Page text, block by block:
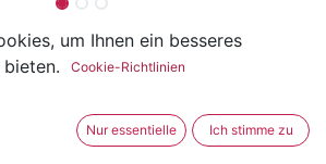
20 mm
Vorrat)
um Ihnen ein besseres
Cookie-Richtlinien
Nur essentielle Ich stimme zu